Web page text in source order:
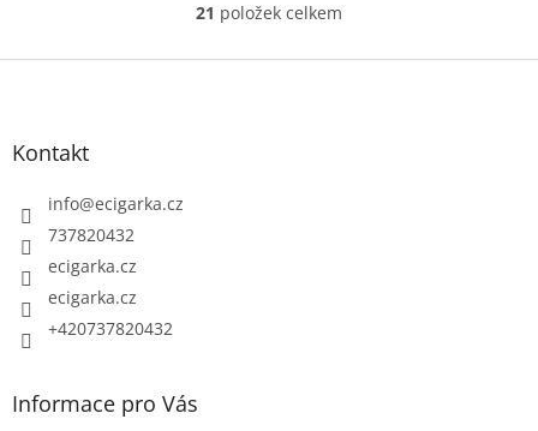
O
v
21 položek celkem
Kontakt
info@ecigarka.cz
737820432
ecigarka.cz
ecigarka.cz
+420737820432
Informace pro Vás